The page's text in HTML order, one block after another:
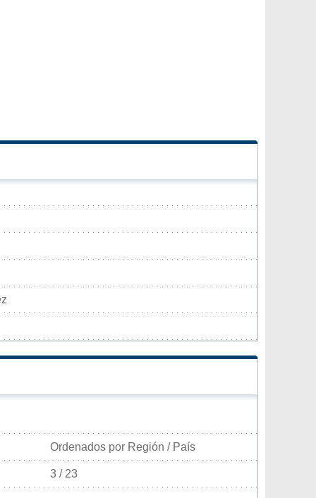
Ordenados por Región / País
3 / 23